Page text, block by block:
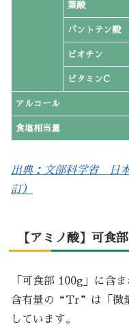
葉酸
パントテン酸
ビオチン
ビタミンC
アルコール
食塩相当量
出典：文部科学省 日
訂）
【アミノ酸】可食
「可食部 100g」に含
含有量の“Tr”は「微
しています。